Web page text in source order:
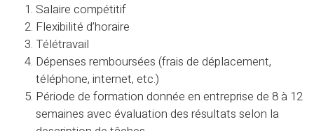
Salaire compétitif
Flexibilité d’horaire
Télétravail
Dépenses remboursées (frais de déplacement,
téléphone, internet, etc.)
Période de formation donnée en entreprise de 8 à 12
semaines avec évaluation des résultats selon la